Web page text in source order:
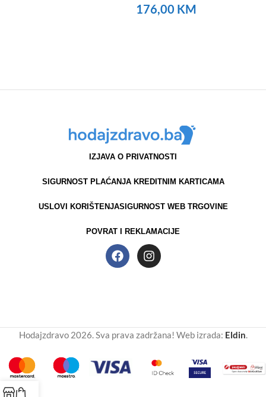
176,00 KM
IZJAVA O PRIVATNOSTI
SIGURNOST PLAĆANJA KREDITNIM KARTICAMA
USLOVI KORIŠTENJASIGURNOST WEB TRGOVINE
POVRAT I REKLAMACIJE
Hodajzdravo 2026. Sva prava zadržana! Web izrada: Eldin.